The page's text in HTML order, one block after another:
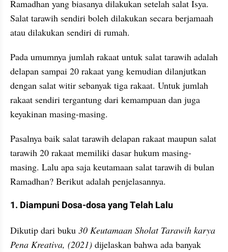
Ramadhan yang biasanya dilakukan setelah salat Isya.
Salat tarawih sendiri boleh dilakukan secara berjamaah
atau dilakukan sendiri di rumah.
Pada umumnya jumlah rakaat untuk salat tarawih adalah
delapan sampai 20 rakaat yang kemudian dilanjutkan
dengan salat witir sebanyak tiga rakaat. Untuk jumlah
rakaat sendiri tergantung dari kemampuan dan juga
keyakinan masing-masing.
Pasalnya baik salat tarawih delapan rakaat maupun salat
tarawih 20 rakaat memiliki dasar hukum masing-
masing. Lalu apa saja keutamaan salat tarawih di bulan
Ramadhan? Berikut adalah penjelasannya.
1. Diampuni Dosa-dosa yang Telah Lalu
Dikutip dari buku 30 Keutamaan Sholat Tarawih karya
Pena Kreativa, (2021) dijelaskan bahwa ada banyak